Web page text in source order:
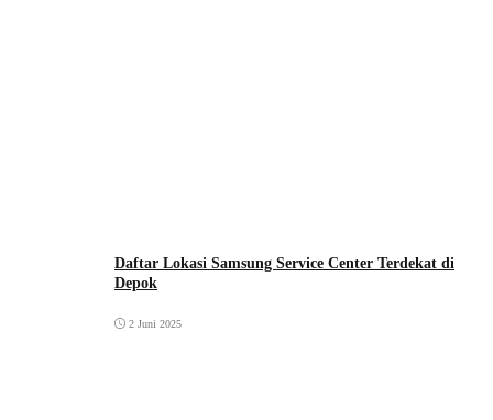
Daftar Lokasi Samsung Service Center Terdekat di
Depok
2 Juni 2025